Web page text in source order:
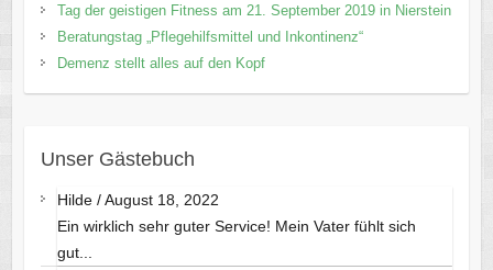
Tag der geistigen Fitness am 21. September 2019 in Nierstein
Beratungstag „Pflegehilfsmittel und Inkontinenz“
Demenz stellt alles auf den Kopf
Unser Gästebuch
Hilde/August 18, 2022
Ein wirklich sehr guter Service! Mein Vater fühlt sich
gut...